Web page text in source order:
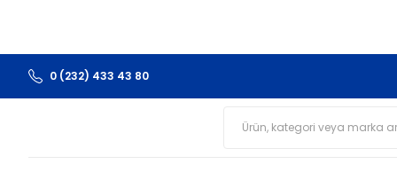
0 (232) 433 43 80